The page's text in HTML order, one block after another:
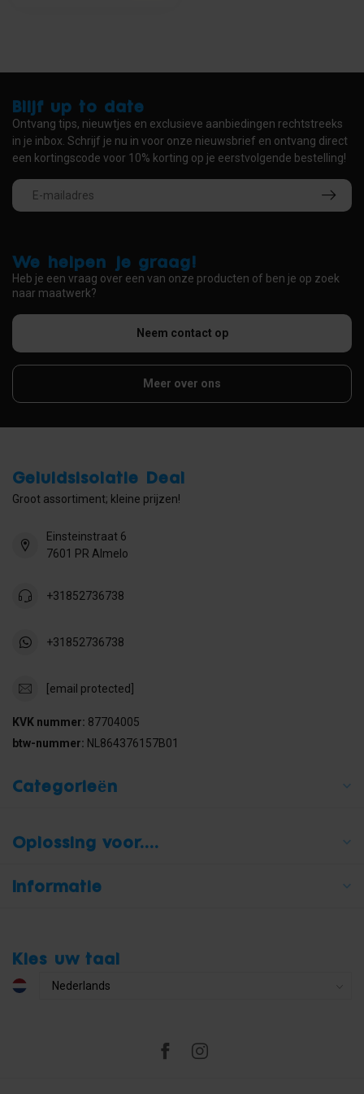
We helpen je graag!
Heb je een vraag over een van onze producten of ben je op zoek
naar maatwerk?
Neem contact op
Meer over ons
Blijf up to date
Ontvang tips, nieuwtjes en exclusieve aanbiedingen rechtstreeks
in je inbox. Schrijf je nu in voor onze nieuwsbrief en ontvang direct
een kortingscode voor 10% korting op je eerstvolgende bestelling!
Geluidsisolatie Deal
Groot assortiment; kleine prijzen!
Einsteinstraat 6
7601 PR Almelo
+31852736738
+31852736738
[email protected]
KVK nummer: 87704005
btw-nummer: NL864376157B01
Categorieën
Oplossing voor....
Informatie
Kies uw taal